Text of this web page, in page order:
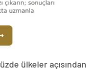
ülkeler açısından